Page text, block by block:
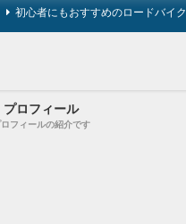
初心者にもおすすめのロードバイク
プロフィール
ロフィールの紹介です